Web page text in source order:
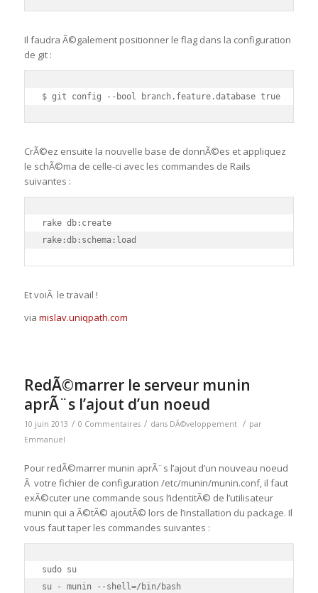
Il faudra Ã©galement positionner le flag dans la configuration
de git :
$ git config --bool branch.feature.database true
CrÃ©ez ensuite la nouvelle base de donnÃ©es et appliquez
le schÃ©ma de celle-ci avec les commandes de Rails
suivantes :
rake db:create
rake:db:schema:load
Et voiÃ le travail !
via mislav.uniqpath.com
RedÃ©marrer le serveur munin
aprÃ¨s l’ajout d’un noeud
10 juin 2013 / 0 Commentaires / dans DÃ©veloppement / par
Emmanuel
Pour redÃ©marrer munin aprÃ¨s l’ajout d’un nouveau noeud
Ã votre fichier de configuration /etc/munin/munin.conf, il faut
exÃ©cuter une commande sous l’identitÃ© de l’utilisateur
munin qui a Ã©tÃ© ajoutÃ© lors de l’installation du package. Il
vous faut taper les commandes suivantes :
sudo su
su - munin --shell=/bin/bash